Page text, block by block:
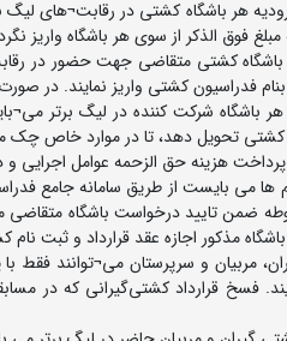
فوق الذکر از سوی هر باشگاه واریز
فدراسیون کشتی واریز نمایند. در
کشتی تحویل دهد، تا در موارد خاص چک
ها می بایست از طریق سامانه جامع
ضمن تایید درخواست باشگاه متقاضی
مذکور اجازه عقد قرارداد و ثبت
فسخ قرارداد کشتی‌گیرانی که در